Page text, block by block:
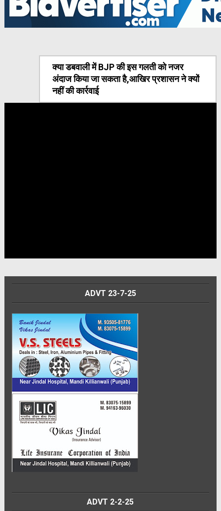
क्या डबवाली में BJP की इस गलती को नजर
अंदाज किया जा सकता है,आखिर प्रशासन ने क्यों
नहीं की कार्रवाई
ADVT 23-7-25
ADVT 2-2-25